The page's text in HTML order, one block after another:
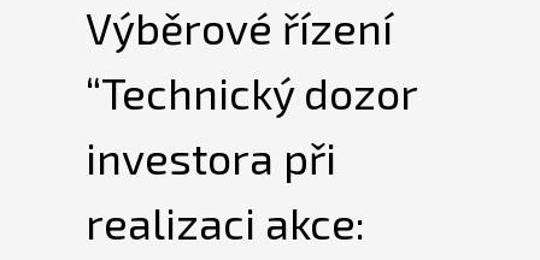
Výběrové řízení
“Technický dozor
investora při
realizaci akce: